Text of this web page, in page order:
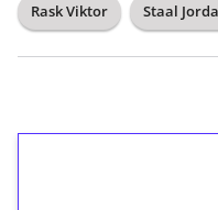
Rask Viktor Staal